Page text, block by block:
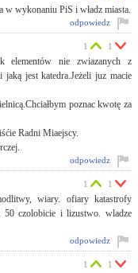
w wykonaniu PiS i władz miasta.
odpowiedz
elementów nie zwiazanych z
jest katedra.Jeżeli juz macie
poznac kwotę za
Radni Miaejscy.
1 1
odpowiedz
wiary. ofiary katastrofy
50 czolobicie i lizustwo. wladze
1 1
odpowiedz
1 1